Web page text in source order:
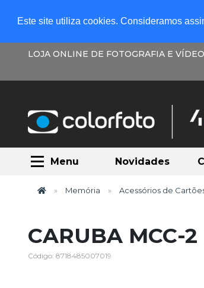
Este site utiliza cookies. Consideramos
LOJA ONLINE DE FOTOGRAFIA E VÍDEO
Menu Novidades
Memória Acessórios de
CARUBA MCC-
Código: 8718485007019